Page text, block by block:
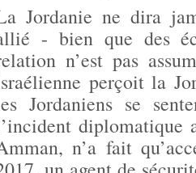
Jordanie ne dira
- bien que des
n’est pas
perçoit la
Jordaniens se
diplomatique
n’a fait